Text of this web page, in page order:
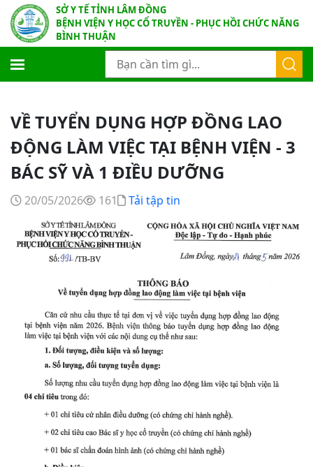
SỞ Y TẾ TỈNH LÂM ĐỒNG
BỆNH VIỆN Y HỌC CỔ TRUYỀN - PHỤC HỒI CHỨC NĂNG
BÌNH THUẬN
VỀ TUYỂN DỤNG HỢP ĐỒNG LAO
ĐỘNG LÀM VIỆC TẠI BỆNH VIỆN - 3
BÁC SỸ VÀ 1 ĐIỀU DƯỠNG
20/05/2026 161 Tải tập tin